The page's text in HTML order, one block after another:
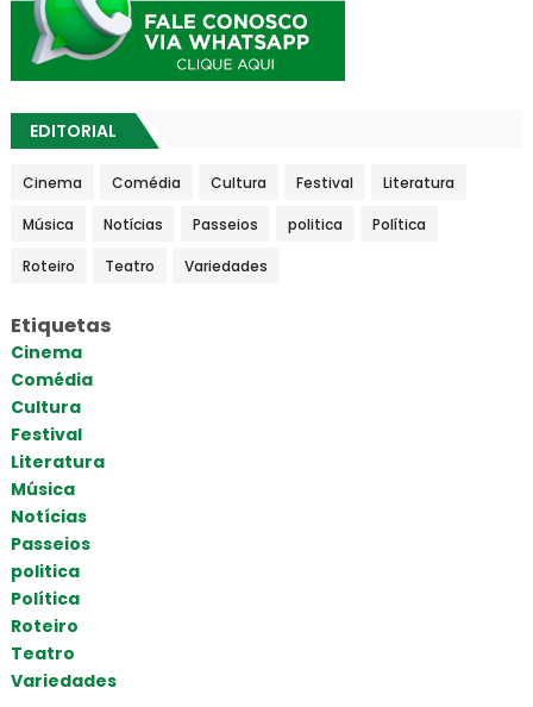
EDITORIAL
Cinema Comédia Cultura Festival Literatura
Música Notícias Passeios politica Política
Roteiro Teatro Variedades
Etiquetas
Cinema
Comédia
Cultura
Festival
Literatura
Música
Notícias
Passeios
politica
Política
Roteiro
Teatro
Variedades